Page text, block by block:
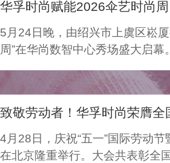
需“能裹住情
家居服将“家的温
每寸面料，无需
这身柔雾，便能
沉进居家软意，
，让家成为接住
居地。
华孚时尚赋能2026伞艺时尚
5月24日晚，由绍兴市上虞区崧
周”在华尚数智中心秀场盛大启幕
致敬劳动者！华孚时尚荣膺
4月28日，庆祝“五一”国际劳动
在北京隆重举行。大会共表彰全